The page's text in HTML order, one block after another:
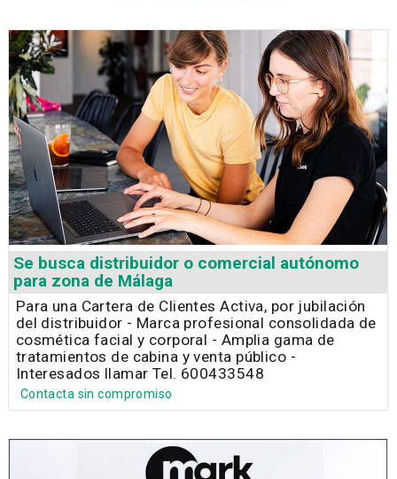
Se busca distribuidor o comercial autónomo
para zona de Málaga
Para una Cartera de Clientes Activa, por jubilación
del distribuidor - Marca profesional consolidada de
cosmética facial y corporal - Amplia gama de
tratamientos de cabina y venta público -
Interesados llamar Tel. 600433548
Contacta sin compromiso